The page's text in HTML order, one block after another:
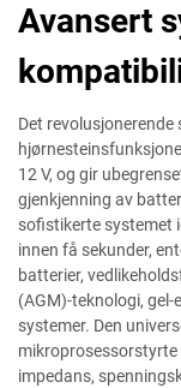
Avansert
Det
12 V, og gir
gjenkjenning av
sofistikerte systemet
innen få sekunder,
batterier,
(AGM)-teknologi,
systemer. Den
impedans,